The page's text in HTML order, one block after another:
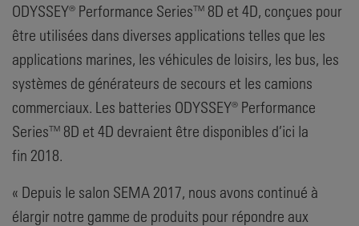
ODYSSEY® Performance Series™ 8D et 4D, conçues pour
être utilisées dans diverses applications telles que les
applications marines, les véhicules de loisirs, les bus, les
systèmes de générateurs de secours et les camions
commerciaux. Les batteries ODYSSEY® Performance
Series™ 8D et 4D devraient être disponibles d’ici la
fin 2018.
« Depuis le salon SEMA 2017, nous avons continué à
élargir notre gamme de produits pour répondre aux